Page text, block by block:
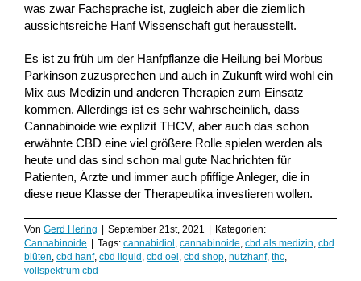
was zwar Fachsprache ist, zugleich aber die ziemlich
aussichtsreiche Hanf Wissenschaft gut herausstellt.
Es ist zu früh um der Hanfpflanze die Heilung bei Morbus
Parkinson zuzusprechen und auch in Zukunft wird wohl ein
Mix aus Medizin und anderen Therapien zum Einsatz
kommen. Allerdings ist es sehr wahrscheinlich, dass
Cannabinoide wie explizit THCV, aber auch das schon
erwähnte CBD eine viel größere Rolle spielen werden als
heute und das sind schon mal gute Nachrichten für
Patienten, Ärzte und immer auch pfiffige Anleger, die in
diese neue Klasse der Therapeutika investieren wollen.
Von Gerd Hering | September 21st, 2021 | Kategorien:
Cannabinoide | Tags: cannabidiol, cannabinoide, cbd als medizin, cbd
blüten, cbd hanf, cbd liquid, cbd oel, cbd shop, nutzhanf, thc,
vollspektrum cbd